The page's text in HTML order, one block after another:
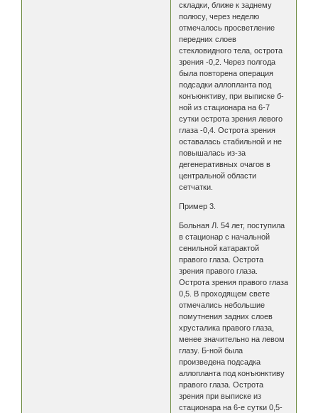
складки, ближе к заднему
полюсу, через неделю
отмечалось просветление
передних слоев
стекловидного тела, острота
зрения -0,2. Через полгода
была повторена операция
подсадки аллопланта под
конъюнктиву, при выписке б-
ной из стационара на 6-7
cутки острота зрения левого
глаза -0,4. Острота зрения
оставалась стабильной и не
повышалась из-за
дегенеративных очагов в
центральной области
сетчатки.
Пример 3.
Больная Л. 54 лет, поступила
в стационар с начальной
сенильной катарактой
правого глаза. Острота
зрения правого глаза.
Острота зрения правого глаза
0,5. В проходящем свете
отмечались небольшие
помутнения задних слоев
хрусталика правого глаза,
менее значительно на левом
глазу. Б-ной была
произведена подсадка
аллопланта под конъюнктиву
правого глаза. Острота
зрения при выписке из
стационара на 6-е сутки 0,5-